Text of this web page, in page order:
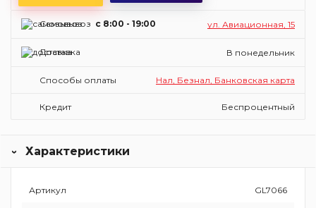
Самовывоз c 8:00 - 19:00 ул. Авиационная, 15
Доставка В понедельник
Способы оплаты Нал, Безнал, Банковская карта
Кредит Беспроцентный
Характеристики
Артикул GL7066